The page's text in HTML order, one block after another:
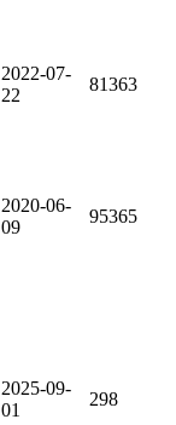
2022-07-
22
81363
2020-06-
09
95365
2025-09-
01
298